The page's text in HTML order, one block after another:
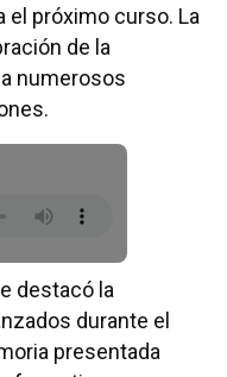
el próximo curso. La
de la
numerosos
destacó la
durante el
presentada